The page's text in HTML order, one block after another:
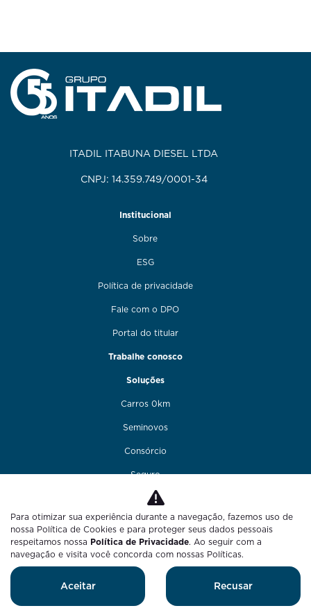
ITADIL ITABUNA DIESEL LTDA
CNPJ: 14.359.749/0001-34
Institucional
Sobre
ESG
Política de privacidade
Fale com o DPO
Portal do titular
Trabalhe conosco
Soluções
Carros 0km
Seminovos
Consórcio
Seguro
Financiamento
Funilaria e pintura
Fale conosco
Blog
Desenvolvido pela DEALERSPACE ® Direitos Reservados.
Para otimizar sua experiência durante a navegação, fazemos uso de
nossa Política de Cookies e para proteger seus dados pessoais
respeitamos nossa Política de Privacidade. Ao seguir com a
navegação e visita você concorda com nossas Políticas.
Aceitar Recusar